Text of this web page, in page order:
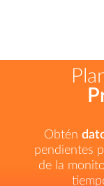
Obtén
pendientes
de la